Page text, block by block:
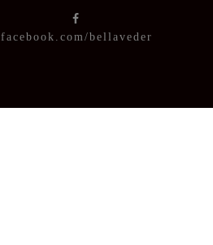
facebook.com/bellaveder